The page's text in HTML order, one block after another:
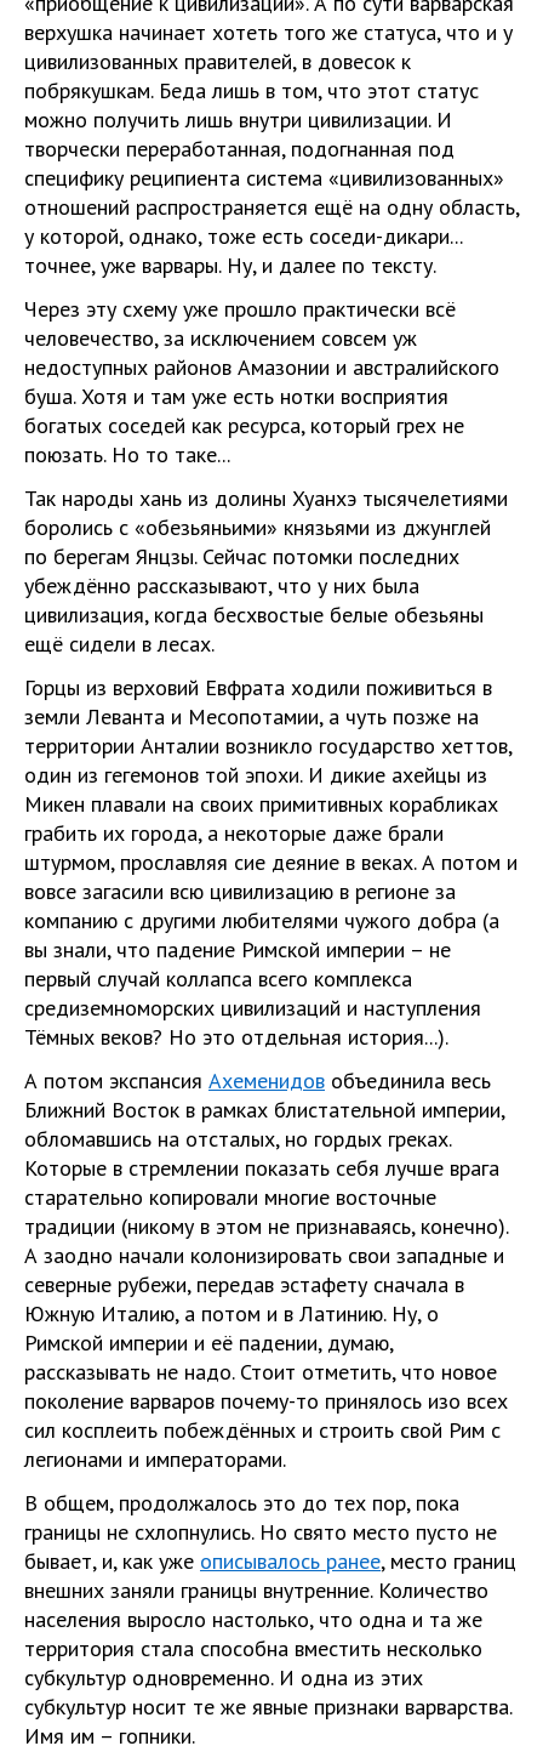
верхушка начинает хотеть того же статуса, что и у
цивилизованных правителей, в довесок к
побрякушкам. Беда лишь в том, что этот статус
можно получить лишь внутри цивилизации. И
творчески переработанная, подогнанная под
специфику реципиента система «цивилизованных»
отношений распространяется ещё на одну область,
у которой, однако, тоже есть соседи-дикари...
точнее, уже варвары. Ну, и далее по тексту.
Через эту схему уже прошло практически всё
человечество, за исключением совсем уж
недоступных районов Амазонии и австралийского
буша. Хотя и там уже есть нотки восприятия
богатых соседей как ресурса, который грех не
поюзать. Но то таке...
Так народы хань из долины Хуанхэ тысячелетиями
боролись с «обезьяньими» князьями из джунглей
по берегам Янцзы. Сейчас потомки последних
убеждённо рассказывают, что у них была
цивилизация, когда бесхвостые белые обезьяны
ещё сидели в лесах.
Горцы из верховий Евфрата ходили поживиться в
земли Леванта и Месопотамии, а чуть позже на
территории Анталии возникло государство хеттов,
один из гегемонов той эпохи. И дикие ахейцы из
Микен плавали на своих примитивных корабликах
грабить их города, а некоторые даже брали
штурмом, прославляя сие деяние в веках. А потом и
вовсе загасили всю цивилизацию в регионе за
компанию с другими любителями чужого добра (а
вы знали, что падение Римской империи – не
первый случай коллапса всего комплекса
средиземноморских цивилизаций и наступления
Тёмных веков? Но это отдельная история...).
А потом экспансия Ахеменидов объединила весь
Ближний Восток в рамках блистательной империи,
обломавшись на отсталых, но гордых греках.
Которые в стремлении показать себя лучше врага
старательно копировали многие восточные
традиции (никому в этом не признаваясь, конечно).
А заодно начали колонизировать свои западные и
северные рубежи, передав эстафету сначала в
Южную Италию, а потом и в Латинию. Ну, о
Римской империи и её падении, думаю,
рассказывать не надо. Стоит отметить, что новое
поколение варваров почему-то принялось изо всех
сил косплеить побеждённых и строить свой Рим с
легионами и императорами.
В общем, продолжалось это до тех пор, пока
границы не схлопнулись. Но свято место пусто не
бывает, и, как уже описывалось ранее, место границ
внешних заняли границы внутренние. Количество
населения выросло настолько, что одна и та же
территория стала способна вместить несколько
субкультур одновременно. И одна из этих
субкультур носит те же явные признаки варварства.
Имя им – гопники.